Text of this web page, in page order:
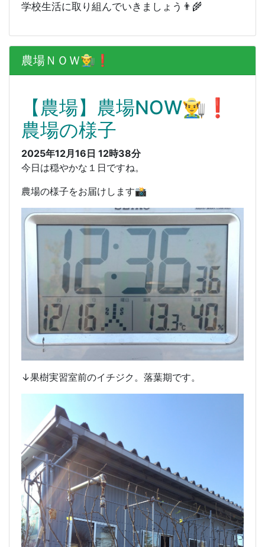
学校生活に取り組んでいきましょう👨‍🌾
農場ＮＯＷ👨‍🌾❗️
【農場】農場NOW👨‍🌾❗️
農場の様子
2025年12月16日 12時38分
今日は穏やかな１日ですね。
農場の様子をお届けします📸
↓果樹実習室前のイチジク。落葉期です。